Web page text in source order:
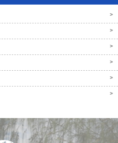
>
>
>
>
>
>